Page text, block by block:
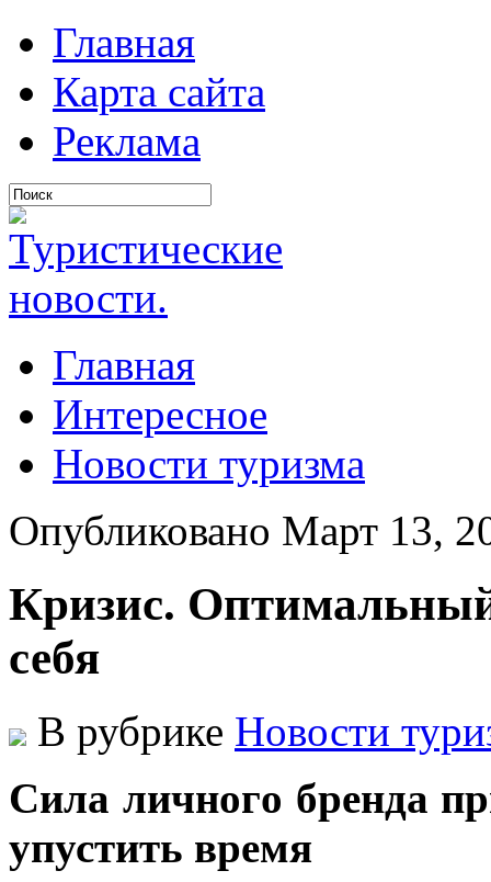
Главная
Карта сайта
Реклама
Главная
Интересное
Новости туризма
Опубликовано Март 13,
Кризис.
себя
В рубрике Новости
Силa личнoгo брeндa
упустить время